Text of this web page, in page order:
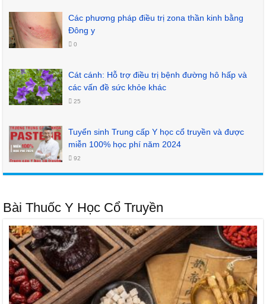
Các phương pháp điều trị zona thần kinh bằng
Đông y
0
Cát cánh: Hỗ trợ điều trị bệnh đường hô hấp và
các vấn đề sức khỏe khác
25
Tuyển sinh Trung cấp Y học cổ truyền và được
miễn 100% học phí năm 2024
92
Bài Thuốc Y Học Cổ Truyền